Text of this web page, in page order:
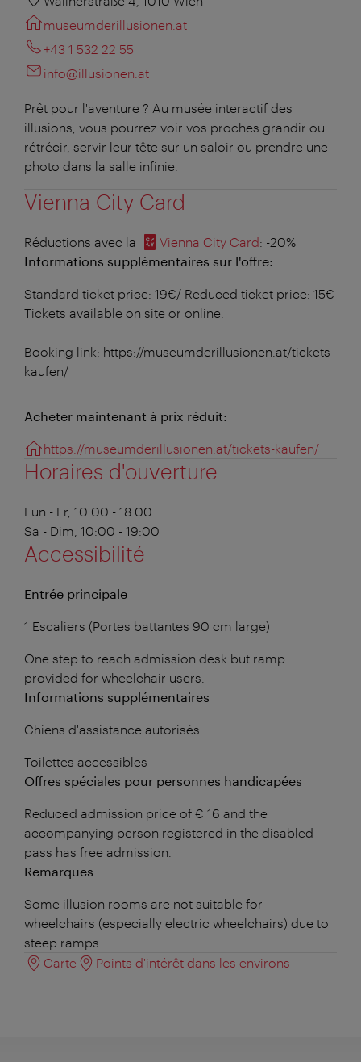
museumderillusionen.at
+43 1 532 22 55
info@illusionen.at
Prêt pour l'aventure ? Au musée interactif des
illusions, vous pourrez voir vos proches grandir ou
rétrécir, servir leur tête sur un saloir ou prendre une
photo dans la salle infinie.
Vienna City Card
Réductions avec la Vienna City Card: -20%
Informations supplémentaires sur l'offre:
Standard ticket price: 19€/ Reduced ticket price: 15€
Tickets available on site or online.
Booking link: https://museumderillusionen.at/tickets-
kaufen/
Acheter maintenant à prix réduit:
https://museumderillusionen.at/tickets-kaufen/
Horaires d'ouverture
Lun - Fr, 10:00 - 18:00
Sa - Dim, 10:00 - 19:00
Accessibilité
Entrée principale
1 Escaliers (Portes battantes 90 cm large)
One step to reach admission desk but ramp
provided for wheelchair users.
Informations supplémentaires
Chiens d'assistance autorisés
Toilettes accessibles
Offres spéciales pour personnes handicapées
Reduced admission price of € 16 and the
accompanying person registered in the disabled
pass has free admission.
Remarques
Some illusion rooms are not suitable for
wheelchairs (especially electric wheelchairs) due to
steep ramps.
Carte
Points d'intérêt dans les environs